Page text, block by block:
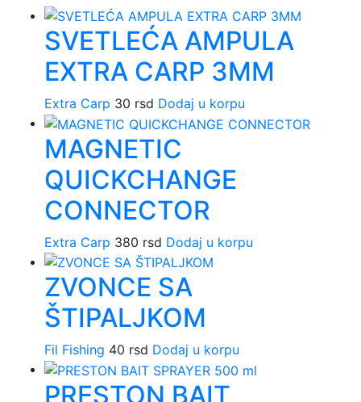
SVETLEĆA AMPULA
EXTRA CARP 3MM
Extra Carp 30 rsd Dodaj u korpu
MAGNETIC
QUICKCHANGE
CONNECTOR
Extra Carp 380 rsd Dodaj u korpu
ZVONCE SA
ŠTIPALJKOM
Fil Fishing 40 rsd Dodaj u korpu
PRESTON BAIT